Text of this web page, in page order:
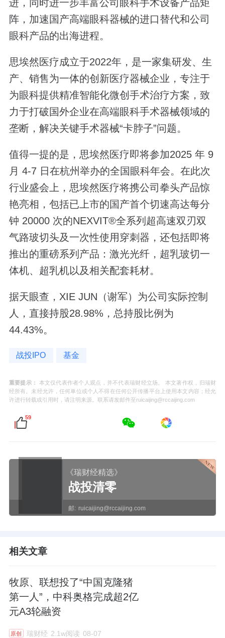
进，同时进一步丰富公司眼科手术设备产品矩
阵，加速国产高端眼科器械的进口替代和公司
眼科产品的出海进程。
思埃然医疗成立于2022年，是一家集研发、生
产、销售为一体的创新医疗器械企业，专注于
为眼科提供精准智能化微创手术治疗方案，致
力于打破国外企业在高端眼科手术器械领域的
垄断，解决关键手术器械“卡脖子”问题。
值得一提的是，思埃然医疗即将参加2025 年 9
月 4-7 日在杭州举办的全国眼科年会。在此次
行业盛会上，思埃然医疗将携公司拳头产品惊
艳亮相，包括已上市的国产首个切速高达每分
钟 20000 次的NEXVIT®全系列超高速双刃双
气路玻切头及一次性使用穿刺器，还包括即将
推出的重磅系列产品：激光光纤，超乳玻切一
体机、超乳机以及相关配套耗材。
据天眼查，XIE JUN（谢军）为公司实际控制
人，直接持股28.98%，总持股比例为
44.43%。
战投IPO 基金
重要提示：
本文仅代表作者个人观点，并不代表瑞财经立场。 本文著作权，归瑞财
经所有。未经允许，任何单位或个人不得在任何公开传播平台上使用本文内容；经允
许进行转载或引用时，请注明来源。联系请发邮件至ruicaijing@rccaijing.com
59
《瑞财经精选》
战投清零
邮: ruicaijing@rccaijing.com
相关文章
牧原、联想投了“中国克隆猪
第一人”，中科奥格完成超2亿
元A3轮融资
原创 瑞财经 2.1w阅读 08-07